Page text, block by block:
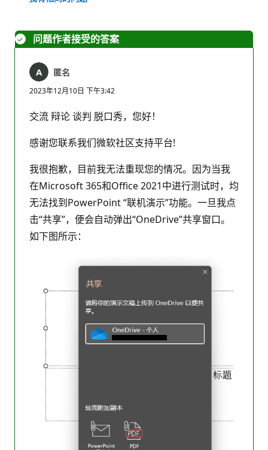
问题作者接受的答案
匿名
2023年12月10日 下午3:42
交流 辩论 谈判 脱口秀，您好！
感谢您联系我们微软社区支持平台!
我很抱歉，目前我无法重现您的情况。因为当我
在Microsoft 365和Office 2021中进行测试时，均
无法找到PowerPoint “联机演示”功能。一旦我点
击“共享”，便会自动弹出“OneDrive”共享窗口。
如下图所示：